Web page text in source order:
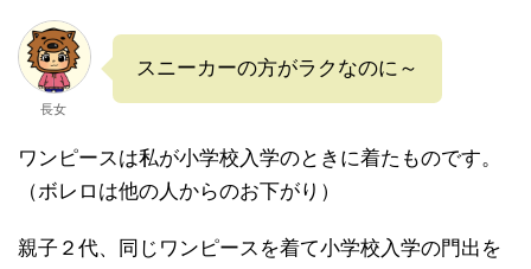
長女
スニーカーの方がラクなのに～
ワンピースは私が小学校入学のときに着たものです。
（ボレロは他の人からのお下がり）
親子２代、同じワンピースを着て小学校入学の門出を